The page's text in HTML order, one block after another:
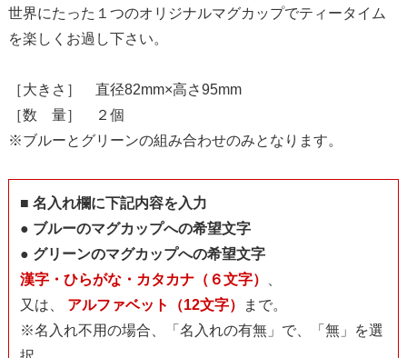
世界にたった１つのオリジナルマグカップでティータイム
を楽しくお過し下さい。
［大きさ］ 直径82mm×高さ95mm
［数 量］ ２個
※ブルーとグリーンの組み合わせのみとなります。
■ 名入れ欄に下記内容を入力
● ブルーのマグカップへの希望文字
● グリーンのマグカップへの希望文字
漢字・ひらがな・カタカナ（６文字）
又は、 アルファベット（12文字）
まで。
※名入れ不用の場合、「名入れの有無」で、「無」を選